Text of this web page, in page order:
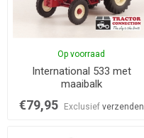
Op voorraad
International 533 met
maaibalk
€79,95 Exclusief verzenden